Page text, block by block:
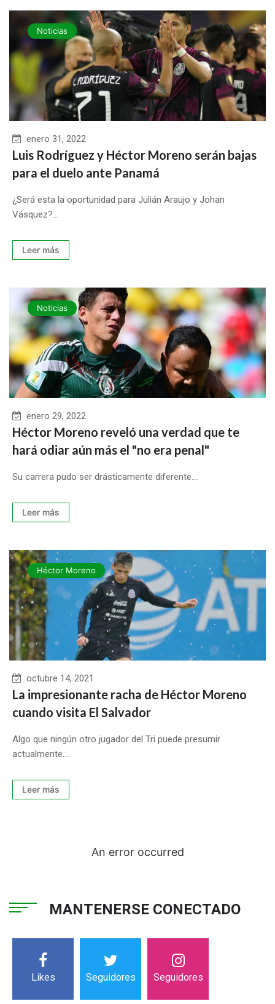
Noticias
enero 31, 2022
Luis Rodríguez y Héctor Moreno serán bajas
para el duelo ante Panamá
¿Será esta la oportunidad para Julián Araujo y Johan
Vásquez?...
Leer más
Noticias
enero 29, 2022
Héctor Moreno reveló una verdad que te
hará odiar aún más el "no era penal"
Su carrera pudo ser drásticamente diferente....
Leer más
Héctor Moreno
octubre 14, 2021
La impresionante racha de Héctor Moreno
cuando visita El Salvador
Algo que ningún otro jugador del Tri puede presumir
actualmente....
Leer más
An error occurred
MANTENERSE CONECTADO
Likes Seguidores Seguidores